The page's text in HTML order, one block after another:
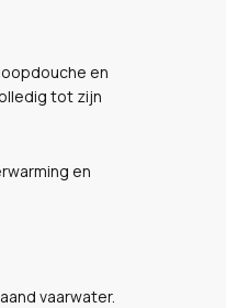
en
tot zijn
en
vaarwater.